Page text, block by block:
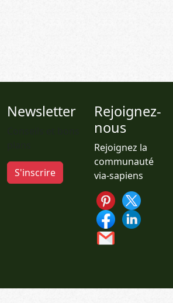
Newsletter
S'inscrire
Rejoignez-
nous
Rejoignez la
communauté
via-sapiens